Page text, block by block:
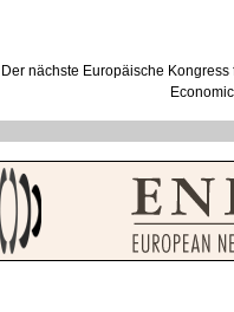
Der nächste Europäische